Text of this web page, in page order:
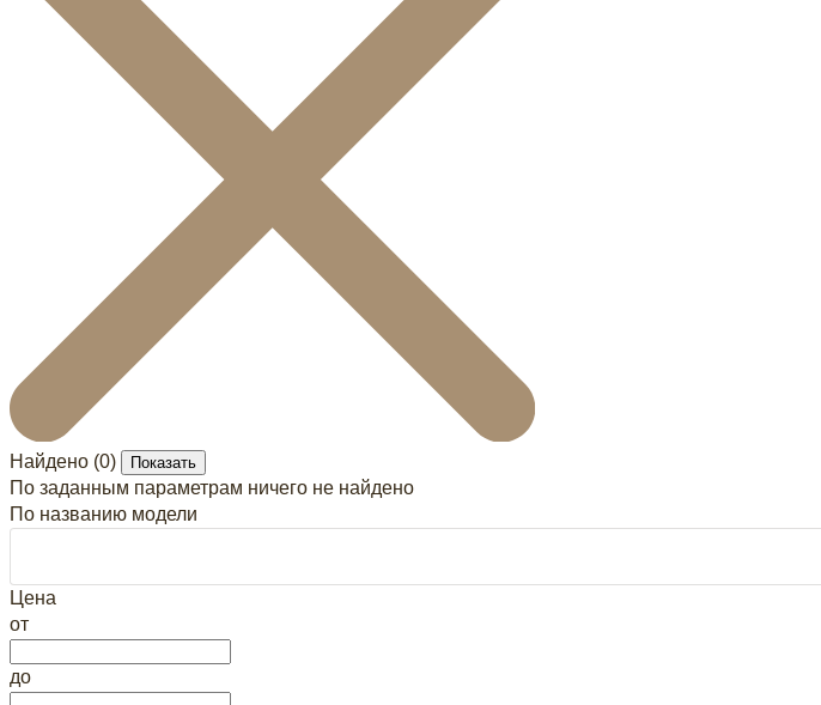
Найдено (0) Показать
По заданным параметрам ничего не найдено
По названию модели
Цена
от
до